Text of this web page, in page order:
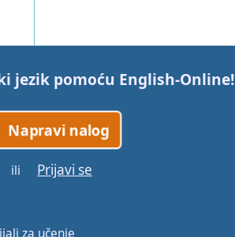
jezik pomoću English-Online!
Napravi nalog
ili Prijavi se
za učenje